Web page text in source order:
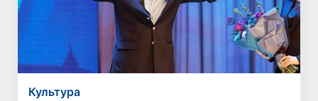
Культура